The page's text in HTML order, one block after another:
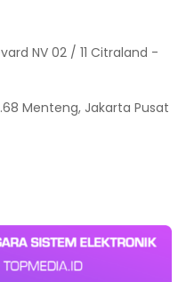
NV 02 / 11 Citraland -
Menteng, Jakarta Pusat